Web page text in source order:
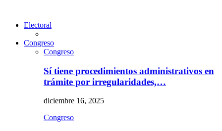
Electoral
Congreso
Congreso
Sí tiene procedimientos administrativos en
trámite por irregularidades,…
diciembre 16, 2025
Congreso